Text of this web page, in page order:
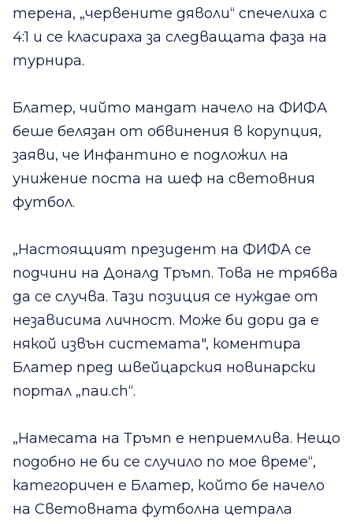
терена, „червените дяволи“ спечелиха с
4:1 и се класираха за следващата фаза на
турнира.
Блатер, чийто мандат начело на ФИФА
беше белязан от обвинения в корупция,
заяви, че Инфантино е подложил на
унижение поста на шеф на световния
футбол.
„Настоящият президент на ФИФА се
подчини на Доналд Тръмп. Това не трябва
да се случва. Тази позиция се нуждае от
независима личност. Може би дори да е
някой извън системата", коментира
Блатер пред швейцарския новинарски
портал „nau.ch“.
„Намесата на Тръмп е неприемлива. Нещо
подобно не би се случило по мое време“,
категоричен е Блатер, който бе начело
на Световната футболна цетрала